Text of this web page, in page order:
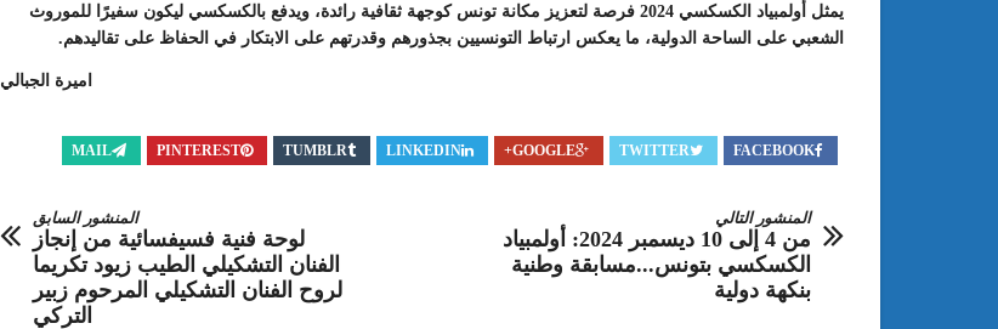
يمثل أولمبياد الكسكسي 2024 فرصة لتعزيز مكانة تونس كوجهة ثقافية رائدة، ويدفع بالكسكسي ليكون سفيرًا للموروث
الشعبي على الساحة الدولية، ما يعكس ارتباط التونسيين بجذورهم وقدرتهم على الابتكار في الحفاظ على تقاليدهم.
اميرة الجبالي
FACEBOOK
TWITTER
GOOGLE+
LINKEDIN
TUMBLR
PINTEREST
MAIL
المنشور السابق
لوحة فنية فسيفسائية من إنجاز
الفنان التشكيلي الطيب زيود تكريما
لروح الفنان التشكيلي المرحوم زبير
التركي
المنشور التالي
من 4 إلى 10 ديسمبر 2024: أولمبياد
الكسكسي بتونس...مسابقة وطنية
بنكهة دولية